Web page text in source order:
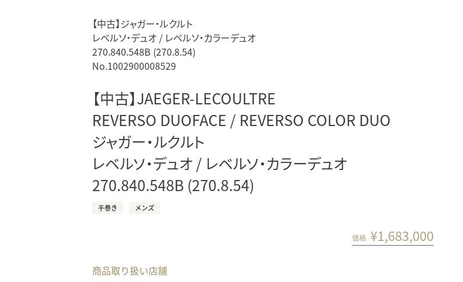
正規取り扱いブランド一覧はこちら
IWC 表参道ブティック
ショップリスト一覧はこちら
【中古】ジャガー・ルクルト
レベルソ・デュオ / レベルソ・カラーデュオ
270.840.548B (270.8.54)
No.1002900008529
【中古】JAEGER-LECOULTRE
REVERSO DUOFACE / REVERSO COLOR DUO
ジャガー・ルクルト
レベルソ・デュオ / レベルソ・カラーデュオ
270.840.548B (270.8.54)
⼿巻き メンズ
価格 ¥1,683,000
商品取り扱い店舗